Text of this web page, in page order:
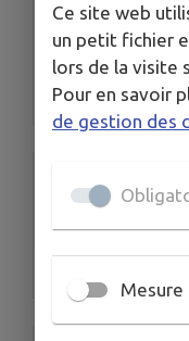
ALSH Biars
ALSH Ados
ALSH Bétaille
...
Ce site web
un petit fichier
lors de la visite
Pour en savoir
de gestion des